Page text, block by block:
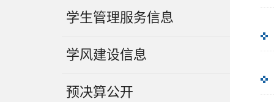
学生管理服务信息
学风建设信息
预决算公开